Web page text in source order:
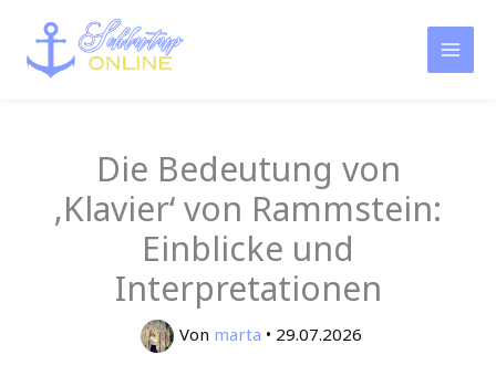
Inhalt
springen
Die Bedeutung von
‚Klavier‘ von Rammstein:
Einblicke und
Interpretationen
Von marta • 29.07.2026